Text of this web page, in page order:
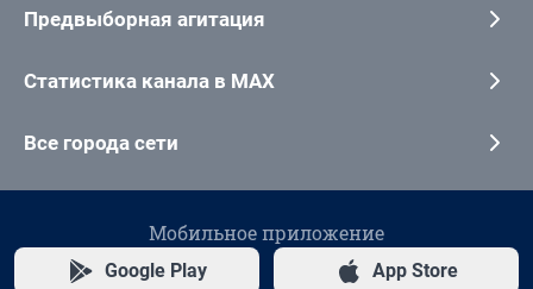
Предвыборная агитация
Статистика канала в MAX
Все города сети
Мобильное приложение
Google Play App Store